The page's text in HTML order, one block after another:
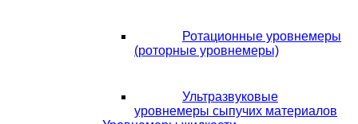
Ротационные уровнемеры
(роторные уровнемеры)
Ультразвуковые
уровнемеры сыпучих материалов